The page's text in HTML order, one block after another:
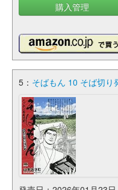
購入管理
5： そばもん 10 そば切